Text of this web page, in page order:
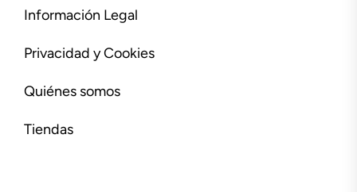
Información Legal
Privacidad y Cookies
Quiénes somos
Tiendas